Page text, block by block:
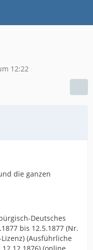
12:22
die ganzen
Deutsches
bis 12.5.1877 (Nr.
(Ausführliche